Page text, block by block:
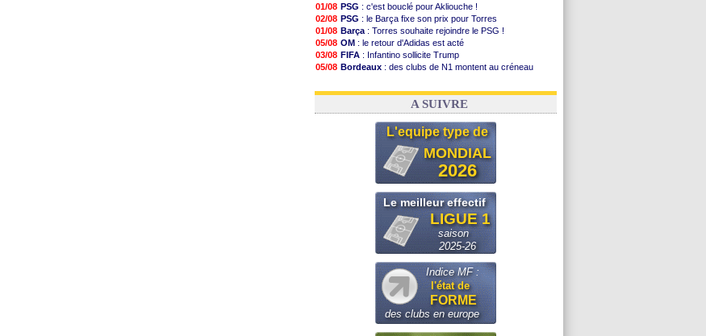
01/08 PSG : c'est bouclé pour Akliouche !
02/08 PSG : le Barça fixe son prix pour Torres
01/08 Barça : Torres souhaite rejoindre le PSG !
05/08 OM : le retour d'Adidas est acté
03/08 FIFA : Infantino sollicite Trump
05/08 Bordeaux : des clubs de N1 montent au créneau
03/08 Real: le démenti de Leipzig pour Diomandé
A SUIVRE
L'equipe type de
MONDIAL
2026
Le meilleur effectif
LIGUE 1
saison
2025-26
Indice MF :
l'état de
FORME
des clubs en europe